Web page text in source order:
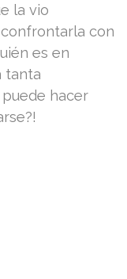
la vio
con
es en
tanta
puede hacer